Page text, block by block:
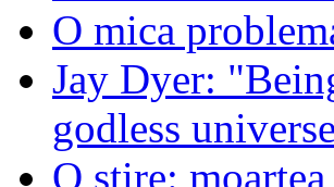
O mica
Jay Dyer:
godless
O stire: